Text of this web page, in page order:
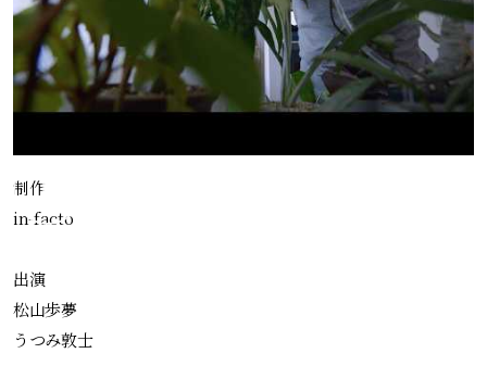
制作
in-facto
出演
松山歩夢
うつみ敦士